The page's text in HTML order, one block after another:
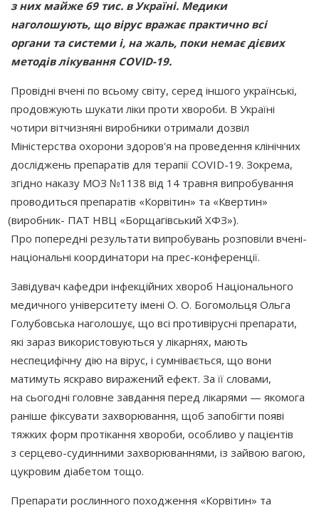
з них майже 69 тис. в Україні. Медики
наголошують, що вірус вражає практично всі
органи та системи і, на жаль, поки немає дієвих
методів лікування COVID-19.
Провідні вчені по всьому світу, серед іншого українські,
продовжують шукати ліки проти хвороби. В Україні
чотири вітчизняні виробники отримали дозвіл
Міністерства охорони здоров'я на проведення клінічних
досліджень препаратів для терапії COVID-19. Зокрема,
згідно наказу МОЗ №1138 від 14 травня випробування
проводиться препаратів «Корвітин» та «Квертин»
(виробник- ПАТ НВЦ «Борщагівський ХФЗ»).
Про попередні результати випробувань розповіли вчені-
національні координатори на прес-конференції.
Завідувач кафедри інфекційних хвороб Національного
медичного університету імені О. О. Богомольця Ольга
Голубовська наголошує, що всі противірусні препарати,
які зараз використовуються у лікарнях, мають
неспецифічну дію на вірус, і сумнівається, що вони
матимуть яскраво виражений ефект. За її словами,
на сьогодні головне завдання перед лікарями — якомога
раніше фіксувати захворювання, щоб запобігти появі
тяжких форм протікання хвороби, особливо у пацієнтів
з серцево-судинними захворюваннями, із зайвою вагою,
цукровим діабетом тощо.
Препарати рослинного походження «Корвітин» та